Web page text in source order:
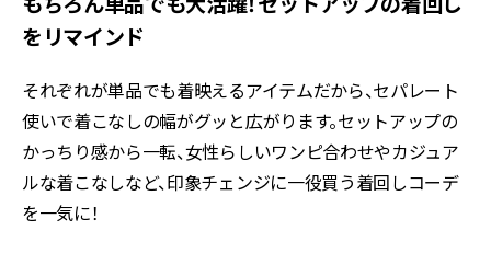
をリマインド
それぞれが単品でも着映えるアイテムだから、セパレート
使いで着こなしの幅がグッと広がります。セットアップの
かっちり感から一転、女性らしいワンピ合わせやカジュア
ルな着こなしなど、印象チェンジに一役買う着回しコーデ
を一気に！